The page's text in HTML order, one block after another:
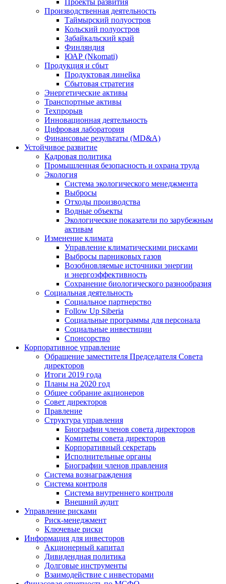
Проекты развития
Производственная деятельность
Таймырский полуостров
Кольский полуостров
Забайкальский край
Финляндия
ЮАР (Nkomati)
Продукция и сбыт
Продуктовая линейка
Сбытовая стратегия
Энергетические активы
Транспортные активы
Техпрорыв
Инновационная деятельность
Цифровая лаборатория
Финансовые результаты (MD&A)
Устойчивое развитие
Кадровая политика
Промышленная безопасность и охрана труда
Экология
Система экологического менеджмента
Выбросы
Отходы производства
Водные объекты
Экологические показатели по зарубежным
активам
Изменение климата
Управление климатическими рисками
Выбросы парниковых газов
Возобновляемые источники энергии
и энергоэффективность
Сохранение биологического разнообразия
Социальная деятельность
Социальное партнерство
Follow Up Siberia
Социальные программы для персонала
Социальные инвестиции
Спонсорство
Корпоративное управление
Обращение заместителя Председателя Совета
директоров
Итоги 2019 года
Планы на 2020 год
Общее собрание акционеров
Совет директоров
Правление
Структура управления
Биографии членов совета директоров
Комитеты совета директоров
Корпоративный секретарь
Исполнительные органы
Биографии членов правления
Система вознаграждения
Система контроля
Система внутреннего контроля
Внешний аудит
Управление рисками
Риск-менеджмент
Ключевые риски
Информация для инвесторов
Акционерный капитал
Дивидендная политика
Долговые инструменты
Взаимодействие с инвеcторами